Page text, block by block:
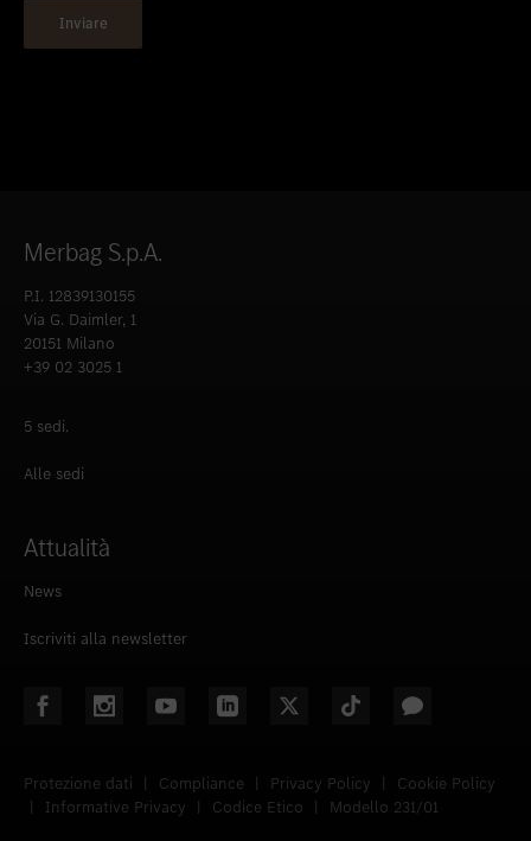
Merbag S.p.A.
P.I. 12839130155
Via G. Daimler, 1
20151 Milano
+39 02 3025 1
5 sedi.
Alle sedi
Attualità
News
Iscriviti alla newsletter
Protezione dati | Compliance | Privacy Policy |
Cookie Policy
|
Informative Privacy | Codice Etico | Modello 231/01